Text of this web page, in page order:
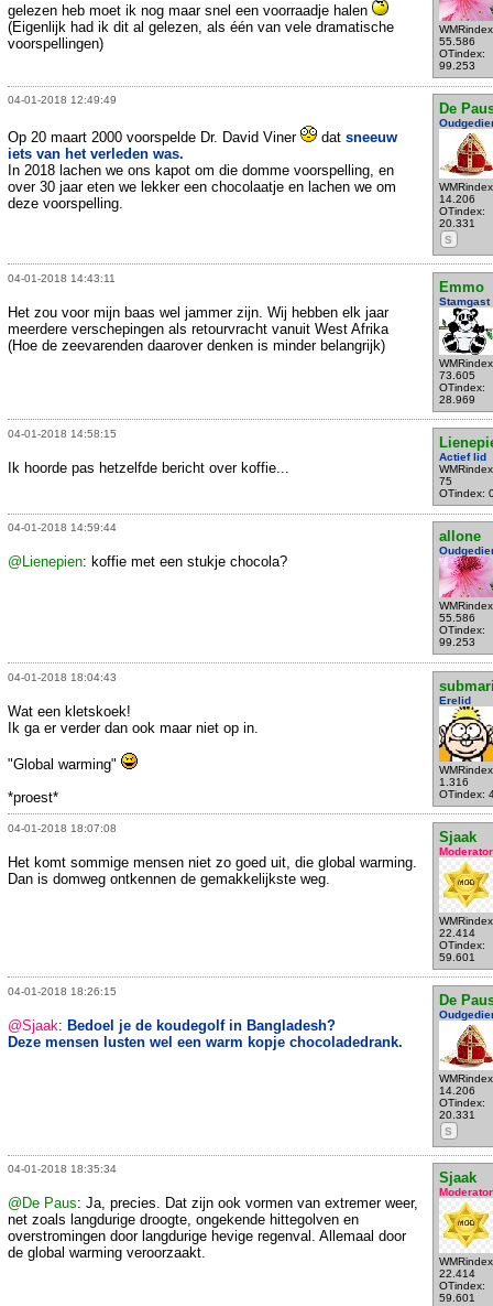
55.586
OTindex:
99.253
gelezen heb moet ik nog maar snel een voorraadje halen
(Eigenlijk had ik dit al gelezen, als één van vele dramatische
voorspellingen)
04-01-2018 12:49:49
De
14.206
OTindex:
20.331
S
Op 20 maart 2000 voorspelde Dr. David Viner dat sneeuw
iets van het verleden was.
In 2018 lachen we ons kapot om die domme voorspelling, en
over 30 jaar eten we lekker een chocolaatje en lachen we om
deze voorspelling.
04-01-2018 14:43:11
Emmo
Stamgast
73.605
OTindex:
28.969
Het zou voor mijn baas wel jammer zijn. Wij hebben elk jaar
meerdere verschepingen als retourvracht vanuit West Afrika
(Hoe de zeevarenden daarover denken is minder belangrijk)
04-01-2018 14:58:15
Actief lid
75
OTindex:
Ik hoorde pas hetzelfde bericht over koffie...
04-01-2018 14:59:44
allone
55.586
OTindex:
99.253
@Lienepien: koffie met een stukje chocola?
04-01-2018 18:04:43
Erelid
1.316
OTindex:
Wat een kletskoek!
Ik ga er verder dan ook maar niet op in.
"Global warming"
*proest*
04-01-2018 18:07:08
Sjaak
Moderator
22.414
OTindex:
59.601
Het komt sommige mensen niet zo goed uit, die global warming.
Dan is domweg ontkennen de gemakkelijkste weg.
04-01-2018 18:26:15
De
14.206
OTindex:
20.331
S
@Sjaak: Bedoel je de koudegolf in Bangladesh?
Deze mensen lusten wel een warm kopje chocoladedrank.
04-01-2018 18:35:34
Sjaak
Moderator
22.414
OTindex:
59.601
@De Paus: Ja, precies. Dat zijn ook vormen van extremer weer,
net zoals langdurige droogte, ongekende hittegolven en
overstromingen door langdurige hevige regenval. Allemaal door
de global warming veroorzaakt.